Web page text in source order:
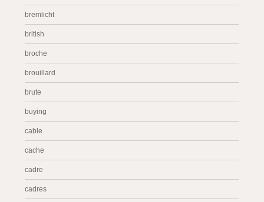
bremlicht
british
broche
brouillard
brute
buying
cable
cache
cadre
cadres